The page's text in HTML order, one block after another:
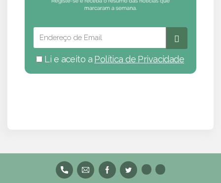
Li e aceito a Política de Privacidade